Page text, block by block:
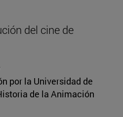
del cine de
por la Universidad de
de la Animación